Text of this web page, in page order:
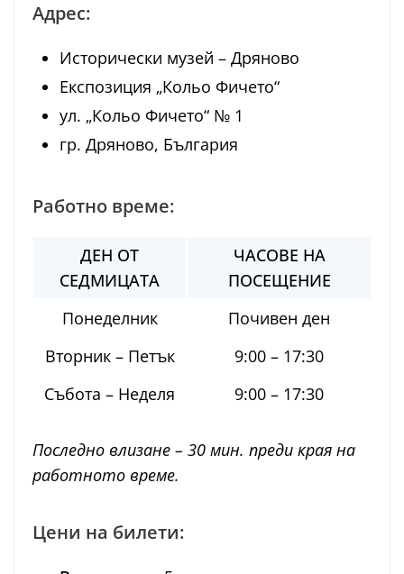
Адрес:
Исторически музей – Дряново
Експозиция „Кольо Фичето“
ул. „Кольо Фичето“ № 1
гр. Дряново, България
Работно време:
ДЕН ОТ
СЕДМИЦАТА
ЧАСОВЕ НА
ПОСЕЩЕНИЕ
Понеделник
Почивен ден
Вторник – Петък
9:00 – 17:30
Събота – Неделя
9:00 – 17:30
Последно влизане – 30 мин. преди края на
работното време.
Цени на билети: